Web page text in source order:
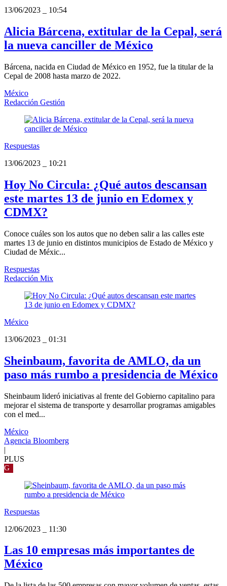
13/06/2023
10:54
Alicia Bárcena, extitular de la Cepal, será
la nueva canciller de México
Bárcena, nacida en Ciudad de México en 1952, fue la titular de la
Cepal de 2008 hasta marzo de 2022.
México
Redacción Gestión
Respuestas
13/06/2023
10:21
Hoy No Circula: ¿Qué autos descansan
este martes 13 de junio en Edomex y
CDMX?
Conoce cuáles son los autos que no deben salir a las calles este
martes 13 de junio en distintos municipios de Estado de México y
Ciudad de Méxic...
Respuestas
Redacción Mix
México
13/06/2023
01:31
Sheinbaum, favorita de AMLO, da un
paso más rumbo a presidencia de México
Sheinbaum lideró iniciativas al frente del Gobierno capitalino para
mejorar el sistema de transporte y desarrollar programas amigables
con el med...
México
Agencia Bloomberg
|
PLUS
G
Respuestas
12/06/2023
11:30
Las 10 empresas más importantes de
México